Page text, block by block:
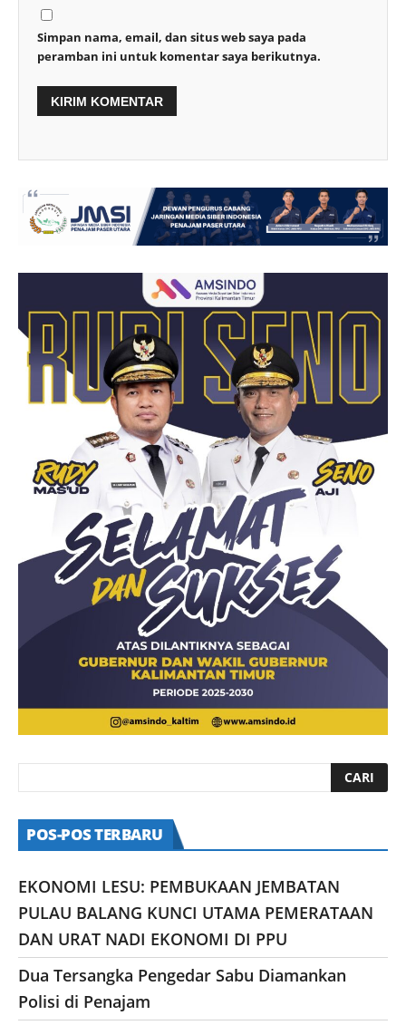
Simpan nama, email, dan situs web saya pada
peramban ini untuk komentar saya berikutnya.
POS-POS TERBARU
EKONOMI LESU: PEMBUKAAN JEMBATAN
PULAU BALANG KUNCI UTAMA PEMERATAAN
DAN URAT NADI EKONOMI DI PPU
Dua Tersangka Pengedar Sabu Diamankan
Polisi di Penajam